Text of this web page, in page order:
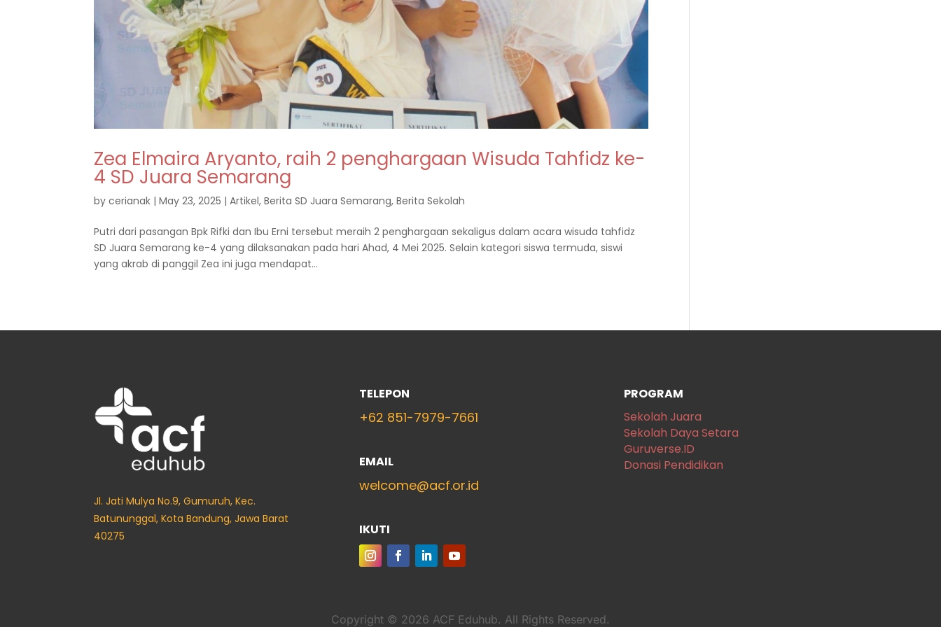
Zea Elmaira Aryanto, raih 2 penghargaan Wisuda Tahfidz ke-
4 SD Juara Semarang
bycerianak |May 23, 2025 |Artikel,Berita SD Juara Semarang,Berita Sekolah
Putri dari pasangan Bpk Rifki dan Ibu Erni tersebut meraih 2 penghargaan sekaligus dalam acara wisuda tahfidz
SD Juara Semarang ke-4 yang dilaksanakan pada hari Ahad, 4 Mei 2025. Selain kategori siswa termuda, siswi
yang akrab di panggil Zea ini juga mendapat...
Jl. Jati Mulya No.9, Gumuruh, Kec.
Batununggal, Kota Bandung, Jawa Barat
40275
TELEPON
+62 851-7979-7661
EMAIL
welcome@acf.or.id
IKUTI
PROGRAM
Sekolah Juara
Sekolah Daya Setara
Guruverse.ID
Donasi Pendidikan
Copyright © 2026 ACF Eduhub. All Rights Reserved.